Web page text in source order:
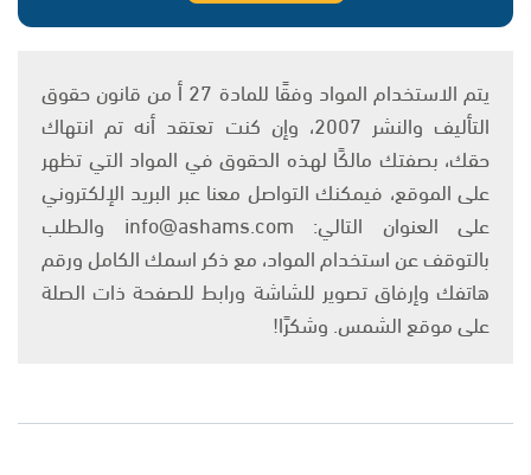
يتم الاستخدام المواد وفقًا للمادة 27 أ من قانون حقوق
التأليف والنشر 2007، وإن كنت تعتقد أنه تم انتهاك
حقك، بصفتك مالكًا لهذه الحقوق في المواد التي تظهر
على الموقع، فيمكنك التواصل معنا عبر البريد الإلكتروني
على العنوان التالي: info@ashams.com والطلب
بالتوقف عن استخدام المواد، مع ذكر اسمك الكامل ورقم
هاتفك وإرفاق تصوير للشاشة ورابط للصفحة ذات الصلة
على موقع الشمس. وشكرًا!